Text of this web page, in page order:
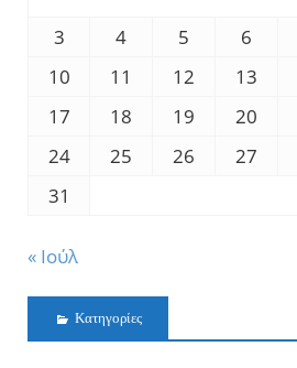
3
4 5 6
10
11 12 13
17
18 19 20
24
25 26 27
31
« Ιούλ
Kατηγορίες